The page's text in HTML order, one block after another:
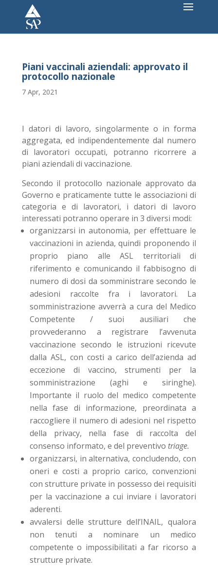
Piani vaccinali aziendali: approvato il
protocollo nazionale
7 Apr, 2021
I datori di lavoro, singolarmente o in forma
aggregata, ed indipendentemente dal numero
di lavoratori occupati, potranno ricorrere a
piani aziendali di vaccinazione.
Secondo il protocollo nazionale approvato da
Governo e praticamente tutte le associazioni di
categoria e di lavoratori, i datori di lavoro
interessati potranno operare in 3 diversi modi:
organizzarsi in autonomia, per effettuare le
vaccinazioni in azienda, quindi proponendo il
proprio piano alle ASL territoriali di
riferimento e comunicando il fabbisogno di
numero di dosi da somministrare secondo le
adesioni raccolte fra i lavoratori. La
somministrazione avverrà a cura del Medico
Competente / suoi ausiliari che
provvederanno a registrare l’avvenuta
vaccinazione secondo le istruzioni ricevute
dalla ASL, con costi a carico dell’azienda ad
eccezione di vaccino, strumenti per la
somministrazione (aghi e siringhe).
Importante il ruolo del medico competente
nella fase di informazione, preordinata a
raccogliere il numero di adesioni nel rispetto
della privacy, nella fase di raccolta del
consenso informato, e del preventivo triage.
organizzarsi, in alternativa, concludendo, con
oneri e costi a proprio carico, convenzioni
con strutture private in possesso dei requisiti
per la vaccinazione a cui inviare i lavoratori
aderenti.
avvalersi delle strutture dell’INAIL, qualora
non tenuti a nominare un medico
competente o impossibilitati a far ricorso a
strutture private.